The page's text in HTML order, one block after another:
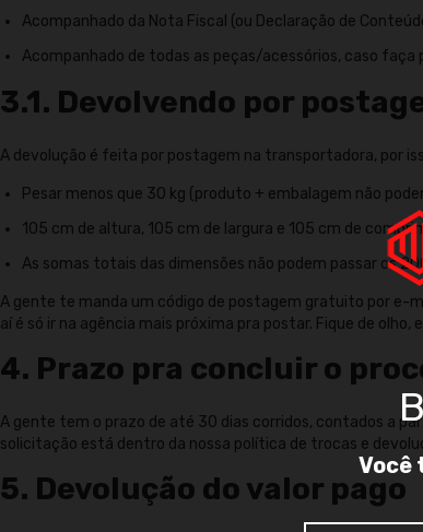
Acompanhado da Nota Fiscal (ou Declaração de
Acompanhado de todas as peças/acessórios, caso faça
3.1. Devolvendo por
A devolução é feita por postagem na transportadora, por
Pesar menos que 30 kg (produto + embalagem não
105 cm de altura, 105 cm de largura e 105 cm de
As somas totais das dimensões não podem passar os
A gente te manda um código de postagem gratuito por e-
aí é só ir na agência mais próxima pra postar. Fique de
4. Prazo pra concluir o
A gente tem o prazo de até 30 dias corridos, contados a
solicitação está dentro da nossa política de trocas e
5. Devolução do valor pago
Você